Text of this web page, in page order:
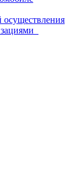
осуществления